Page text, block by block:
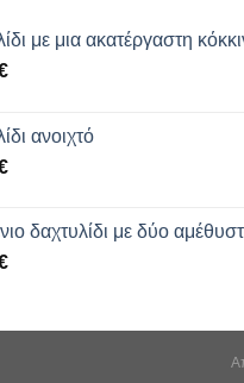
με μια ακατέργαστη
ανοιχτό
δαχτυλίδι με δύο